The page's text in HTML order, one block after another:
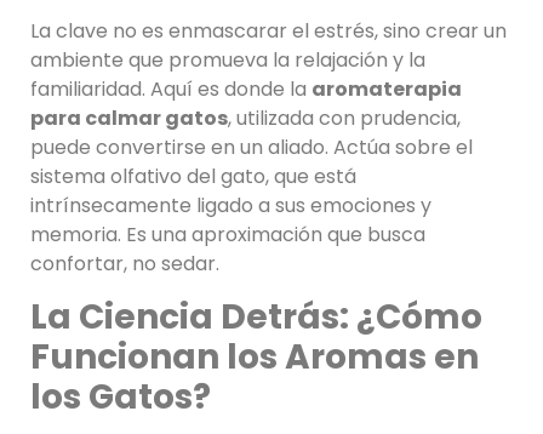
La clave no es enmascarar el estrés, sino crear un
ambiente que promueva la relajación y la
familiaridad. Aquí es donde la aromaterapia
para calmar gatos, utilizada con prudencia,
puede convertirse en un aliado. Actúa sobre el
sistema olfativo del gato, que está
intrínsecamente ligado a sus emociones y
memoria. Es una aproximación que busca
confortar, no sedar.
La Ciencia Detrás: ¿Cómo
Funcionan los Aromas en
los Gatos?